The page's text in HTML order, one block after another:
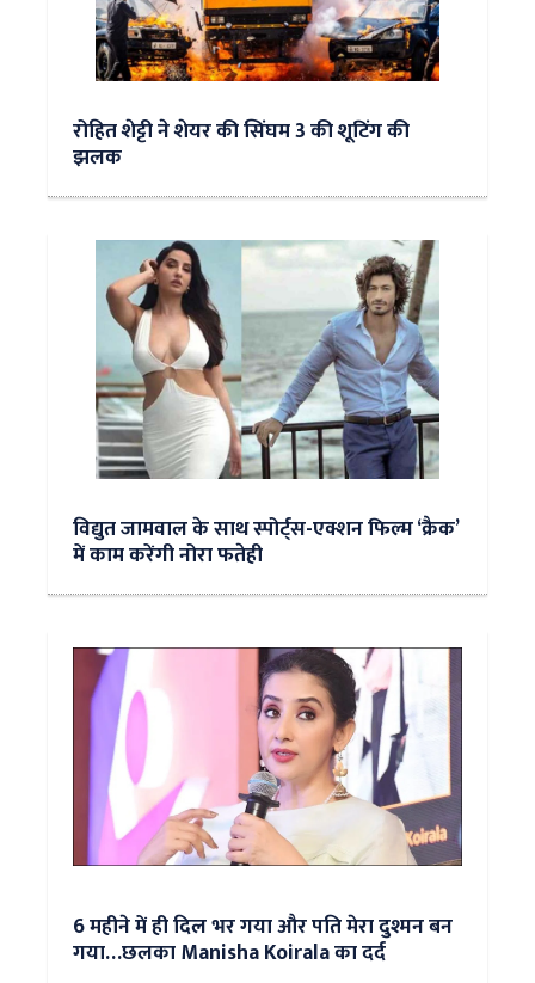
रोहित शेट्टी ने शेयर की सिंघम 3 की शूटिंग की
झलक
विद्युत जामवाल के साथ स्पोर्ट्स-एक्शन फिल्म ‘क्रैक’
में काम करेंगी नोरा फतेही
6 महीने में ही दिल भर गया और पति मेरा दुश्मन बन
गया…छलका Manisha Koirala का दर्द